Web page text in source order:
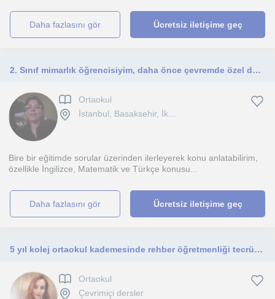
daha fazlasını gör Ücretsiz iletişime geç
2. Sınıf mimarlık öğrencisiyim, daha önce çevremde özel ders verdim.
Ortaokul
İstanbul, Basaksehir, İk...
Bire bir eğitimde sorular üzerinden ilerleyerek konu anlatabilirim,
özellikle İngilizce, Matematik ve Türkçe konusu...
daha fazlasını gör Ücretsiz iletişime geç
5 yıl kolej ortaokul kademesinde rehber öğretmenliği tecrübem mevcut. Sınav rehberliği ve koçluğu yaptım
Ortaokul
Çevrimiçi dersler